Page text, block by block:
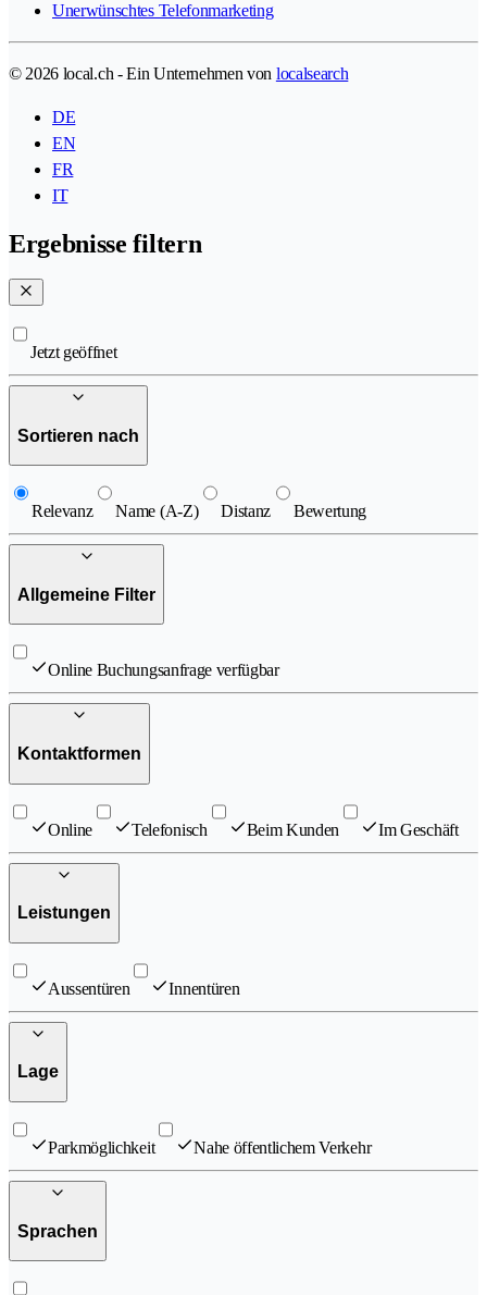
Unerwünschtes Telefonmarketing
© 2026 local.ch - Ein Unternehmen von localsearch
DE
EN
FR
IT
Ergebnisse filtern
Jetzt geöffnet
Sortieren nach
Relevanz Name (A-Z) Distanz Bewertung
Allgemeine Filter
Online Buchungsanfrage verfügbar
Kontaktformen
Online Telefonisch Beim Kunden Im Geschäft
Leistungen
Aussentüren Innentüren
Lage
Parkmöglichkeit Nahe öffentlichem Verkehr
Sprachen